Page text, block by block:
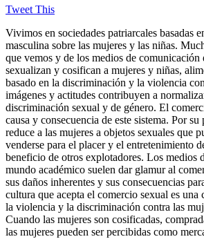
Tweet This
Vivimos en sociedades patriarcales basadas
masculina sobre las mujeres y las niñas.
que vemos y de los medios de comunicación
sexualizan y cosifican a mujeres y niñas,
basado en la discriminación y la violencia
imágenes y actitudes contribuyen a
discriminación sexual y de género. El
causa y consecuencia de este sistema. Por su
reduce a las mujeres a objetos sexuales que
venderse para el placer y el entretenimiento
beneficio de otros explotadores. Los medios
mundo académico suelen dar glamur al
sus daños inherentes y sus consecuencias
cultura que acepta el comercio sexual es
la violencia y la discriminación contra las
Cuando las mujeres son cosificadas,
las mujeres pueden ser percibidas como